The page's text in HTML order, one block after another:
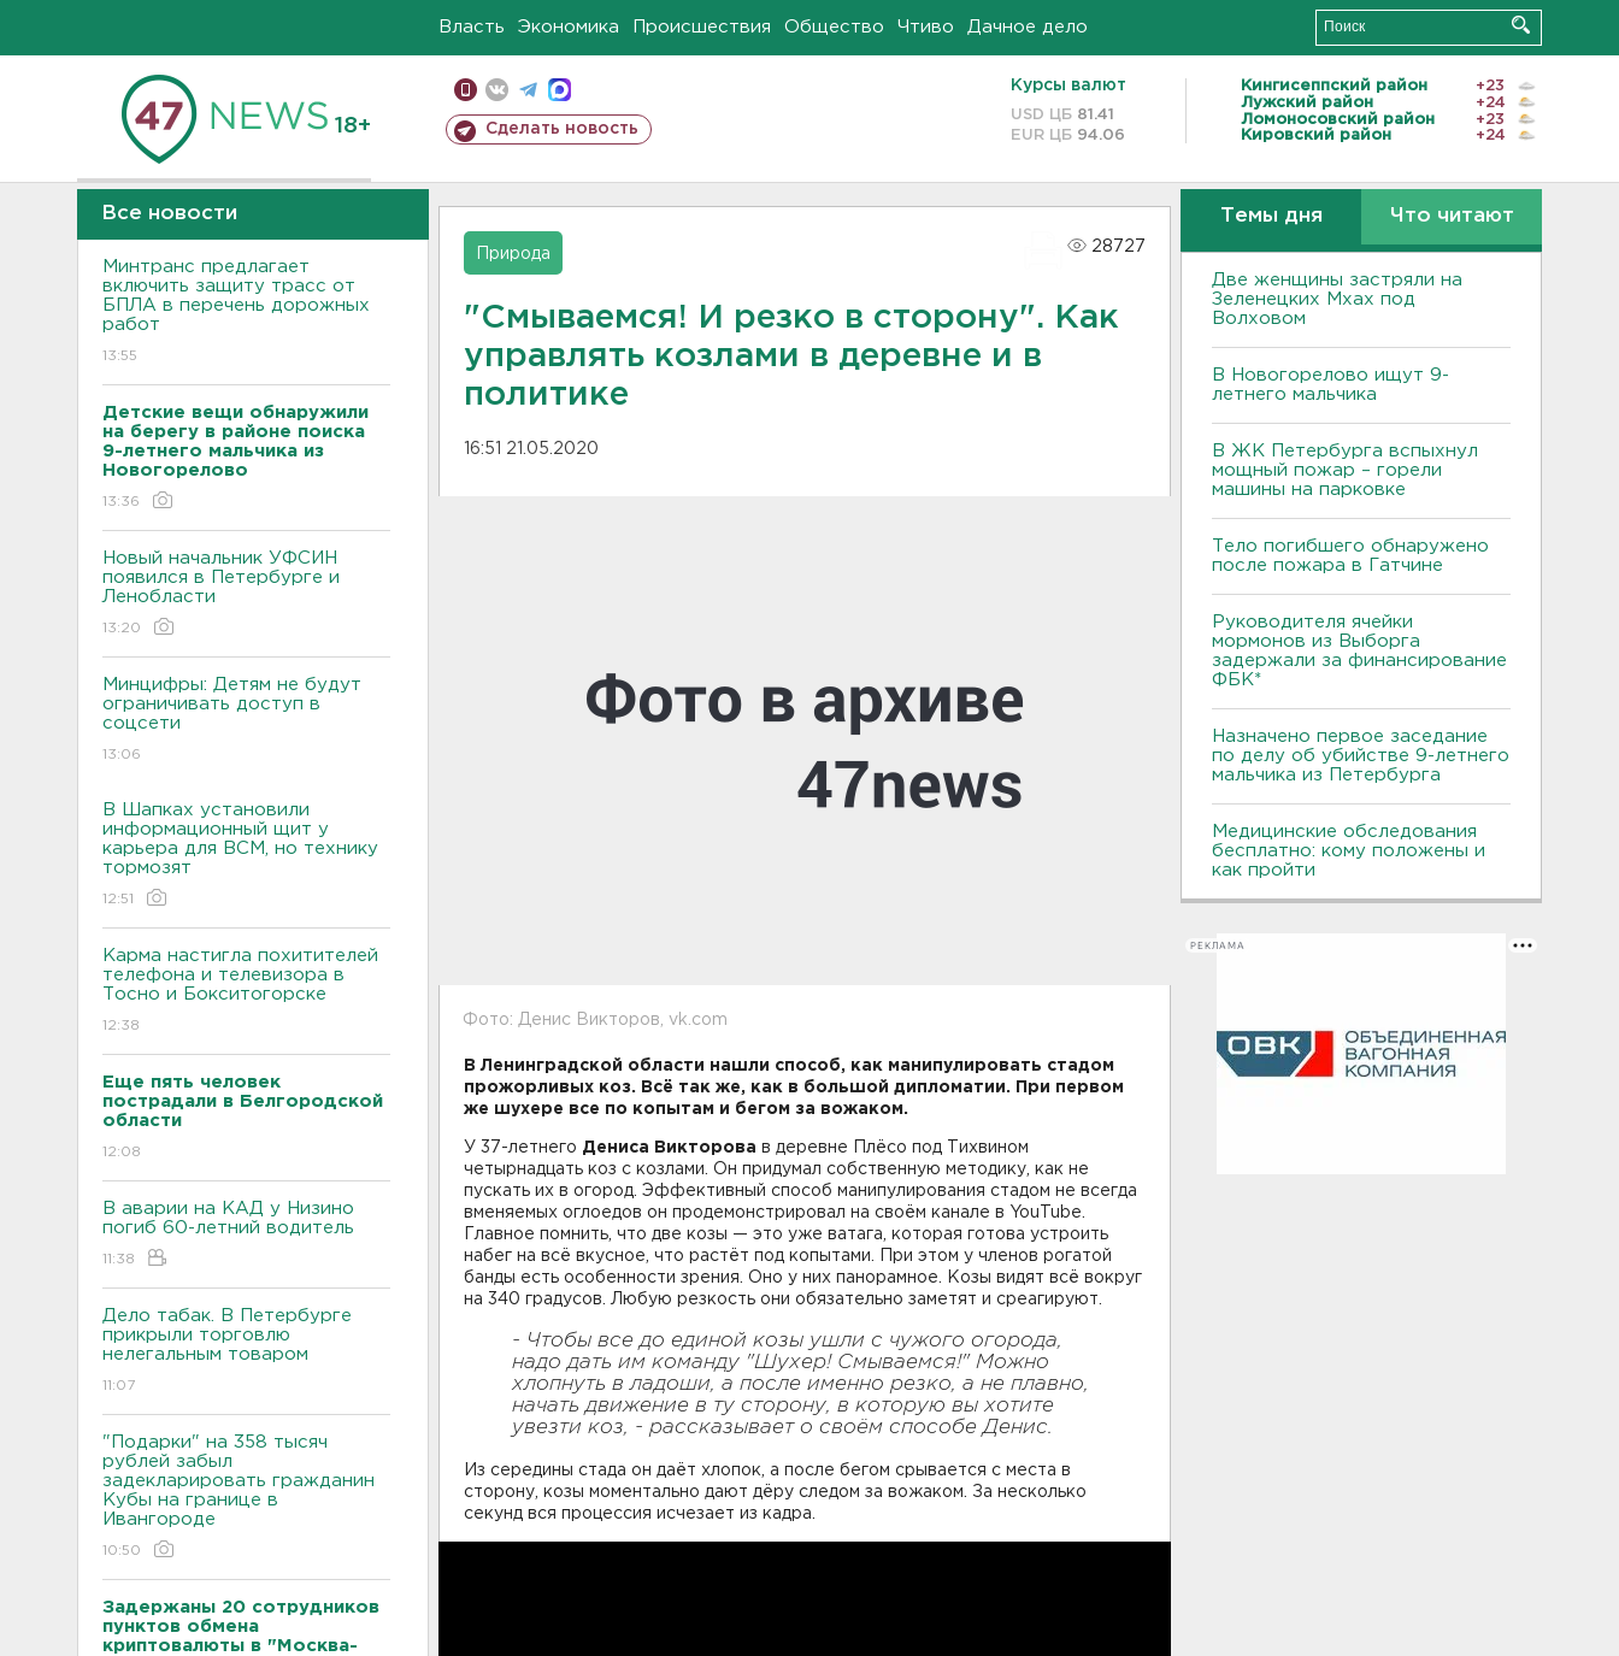
Власть Экономика Происшествия Общество Чтиво Дачное дело
18+ Сделать новость
Курсы валют
USD ЦБ 81.41
EUR ЦБ 94.06
Кингисеппский район
+23
Лужский район
+24
Ломоносовский район
+23
Кировский район
+24
Все новости
Минтранс предлагает
включить защиту трасс от
БПЛА в перечень дорожных
работ
13:55
Детские вещи обнаружили
на берегу в районе поиска
9-летнего мальчика из
Новогорелово
13:36
Новый начальник УФСИН
появился в Петербурге и
Ленобласти
13:20
Минцифры: Детям не будут
ограничивать доступ в
соцсети
13:06
В Шапках установили
информационный щит у
карьера для ВСМ, но технику
тормозят
12:51
Карма настигла похитителей
телефона и телевизора в
Тосно и Бокситогорске
12:38
Еще пять человек
пострадали в Белгородской
области
12:08
В аварии на КАД у Низино
погиб 60-летний водитель
11:38
Дело табак. В Петербурге
прикрыли торговлю
нелегальным товаром
11:07
"Подарки" на 358 тысяч
рублей забыл
задекларировать гражданин
Кубы на границе в
Ивангороде
10:50
Задержаны 20 сотрудников
пунктов обмена
криптовалюты в "Москва-
Природа
28727
"Смываемся! И резко в сторону". Как
управлять козлами в деревне и в
политике
16:51 21.05.2020
Фото: Денис Викторов, vk.com
В Ленинградской области нашли способ, как манипулировать стадом
прожорливых коз. Всё так же, как в большой дипломатии. При первом
же шухере все по копытам и бегом за вожаком.
У 37-летнего Дениса Викторова в деревне Плёсо под Тихвином
четырнадцать коз с козлами. Он придумал собственную методику, как не
пускать их в огород. Эффективный способ манипулирования стадом не всегда
вменяемых оглоедов он продемонстрировал на своём канале в YouTube.
Главное помнить, что две козы — это уже ватага, которая готова устроить
набег на всё вкусное, что растёт под копытами. При этом у членов рогатой
банды есть особенности зрения. Оно у них панорамное. Козы видят всё вокруг
на 340 градусов. Любую резкость они обязательно заметят и среагируют.
- Чтобы все до единой козы ушли с чужого огорода,
надо дать им команду "Шухер! Смываемся!" Можно
хлопнуть в ладоши, а после именно резко, а не плавно,
начать движение в ту сторону, в которую вы хотите
увезти коз, - рассказывает о своём способе Денис.
Из середины стада он даёт хлопок, а после бегом срывается с места в
сторону, козы моментально дают дёру следом за вожаком. За несколько
секунд вся процессия исчезает из кадра.
Темы дня Что читают
Две женщины застряли на
Зеленецких Мхах под
Волховом
В Новогорелово ищут 9-
летнего мальчика
В ЖК Петербурга вспыхнул
мощный пожар – горели
машины на парковке
Тело погибшего обнаружено
после пожара в Гатчине
Руководителя ячейки
мормонов из Выборга
задержали за финансирование
ФБК*
Назначено первое заседание
по делу об убийстве 9-летнего
мальчика из Петербурга
Медицинские обследования
бесплатно: кому положены и
как пройти
РЕКЛАМА